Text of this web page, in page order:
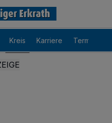
Kreis Karriere Termine